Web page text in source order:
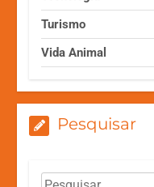
Turismo
Vida Animal
Pesquisar